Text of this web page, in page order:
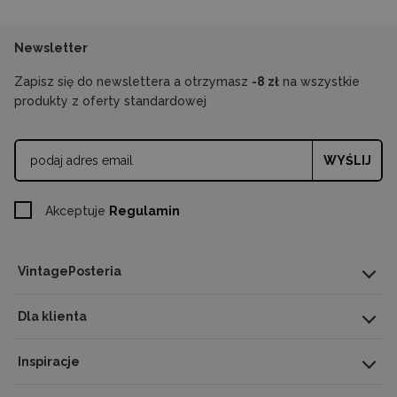
VintagePosteria
Dla klienta
Inspiracje
Newsletter
Zapisz się do newslettera a otrzymasz -8 zł na wszystkie
produkty z oferty standardowej
WYŚLIJ
Akceptuje Regulamin